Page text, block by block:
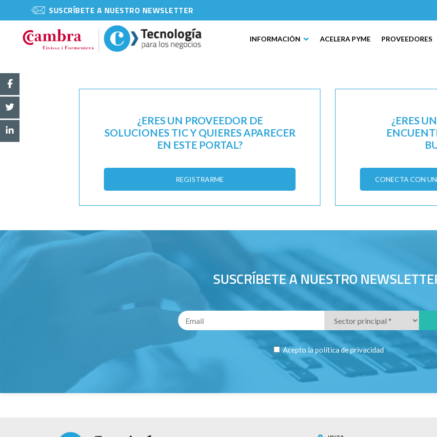
SUSCRÍBETE A NUESTRO NEWSLETTER
INFORMACIÓN ACELERA PYME PROVEEDORES
¿ERES UN PROVEEDOR DE
SOLUCIONES TIC Y QUIERES APARECER
EN ESTE PORTAL?
REGISTRARME
¿ERES
CONECTA CON
SUSCRÍBETE A NUESTRO
Acepto lapolítica de privacidad